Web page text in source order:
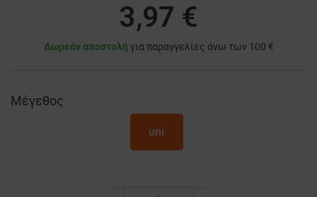
3,97 €
Δωρεάν αποστολή για παραγγελίες άνω των 100 €
Μέγεθος
uni